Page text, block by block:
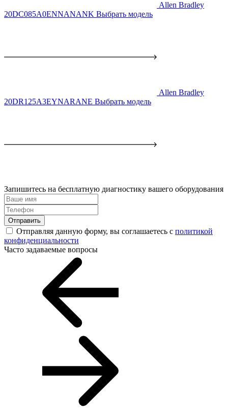
Allen Bradley
20DC085A0ENNANANK Выбрать модель
Allen Bradley
20DR125A3EYNARANE Выбрать модель
Запишитесь на бесплатную диагностику вашего оборудования
Отправить
Отправляя данную форму, вы соглашаетесь с политикой
конфиденциальности
Часто задаваемые вопросы